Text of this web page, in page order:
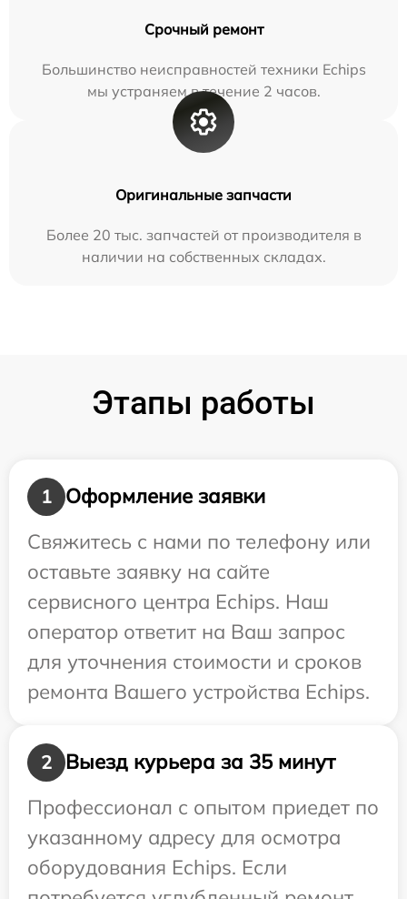
Срочный ремонт
Большинство неисправностей техники Echips
мы устраняем в течение 2 часов.
Оригинальные запчасти
Более 20 тыс. запчастей от производителя в
наличии на собственных складах.
Этапы работы
1
Оформление заявки
Свяжитесь с нами по телефону или
оставьте заявку на сайте
сервисного центра Echips. Наш
оператор ответит на Ваш запрос
для уточнения стоимости и сроков
ремонта Вашего устройства Echips.
2
Выезд курьера за 35 минут
Профессионал с опытом приедет по
указанному адресу для осмотра
оборудования Echips. Если